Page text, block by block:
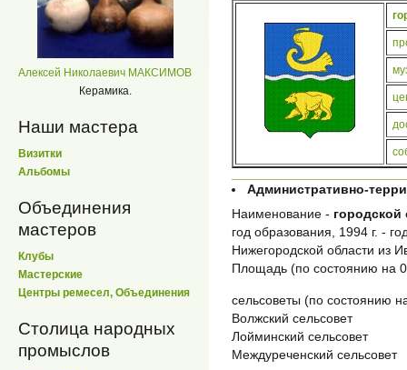
Алексей Николаевич МАКСИМОВ
Керамика.
Наши мастера
Визитки
Альбомы
Объединения
мастеров
Клубы
Мастерские
Центры ремесел, Объединения
Столица народных
промыслов
Административно-
Наименование - городской
год образования, 1994 г. -
Нижегородской области из
Площадь (по состоянию на
сельсоветы (по состоянию
Волжский сельсовет
Лойминский сельсовет
Междуреченский сельсовет